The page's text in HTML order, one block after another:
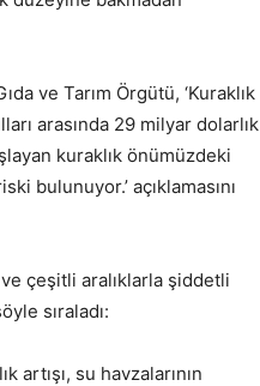
ve Tarım Örgütü, ‘Kuraklık
arasında 29 milyar dolarlık
kuraklık önümüzdeki
bulunuyor.’ açıklamasını
çeşitli aralıklarla şiddetli
sıraladı:
artışı, su havzalarının